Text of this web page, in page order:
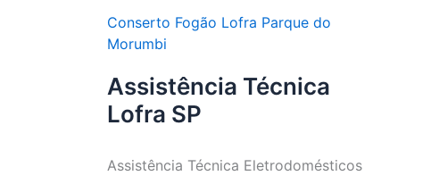
Conserto Fogão Lofra Parque do
Morumbi
Assistência Técnica
Lofra SP
Assistência Técnica Eletrodomésticos